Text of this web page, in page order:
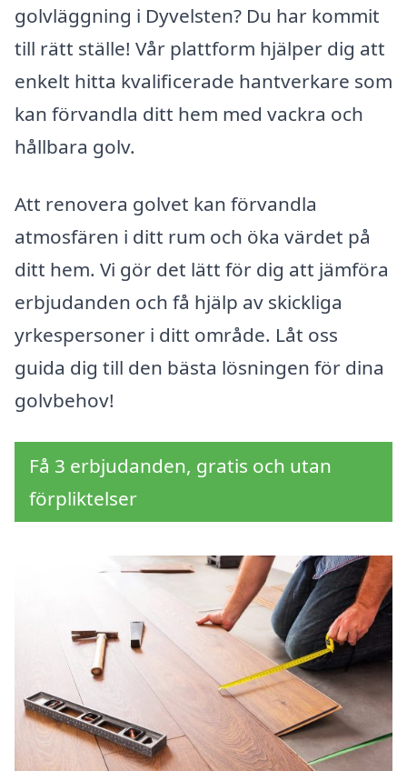
golvläggning i Dyvelsten? Du har kommit
till rätt ställe! Vår plattform hjälper dig att
enkelt hitta kvalificerade hantverkare som
kan förvandla ditt hem med vackra och
hållbara golv.
Att renovera golvet kan förvandla
atmosfären i ditt rum och öka värdet på
ditt hem. Vi gör det lätt för dig att jämföra
erbjudanden och få hjälp av skickliga
yrkespersoner i ditt område. Låt oss
guida dig till den bästa lösningen för dina
golvbehov!
Få 3 erbjudanden, gratis och utan
förpliktelser